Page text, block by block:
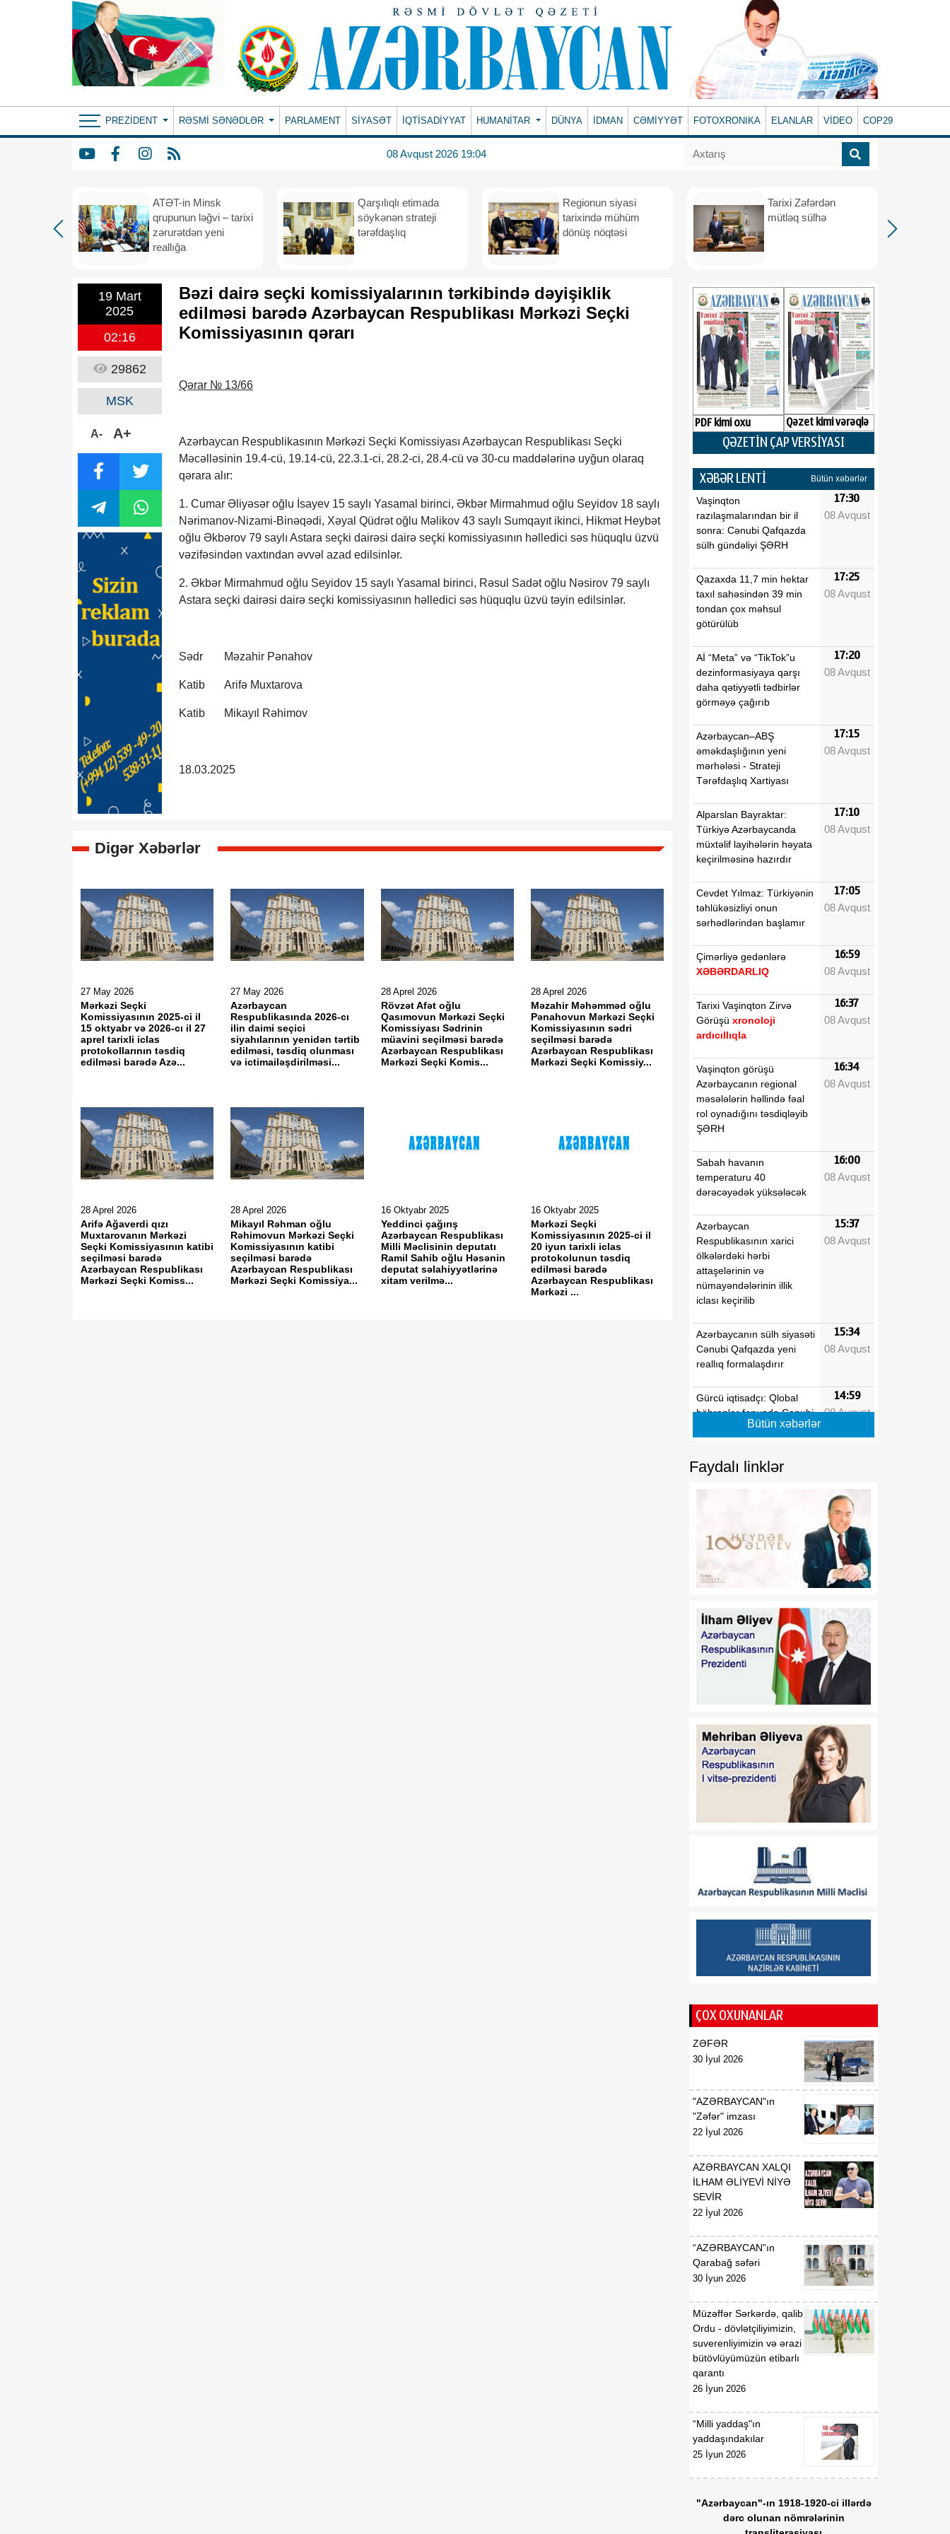
PREZIDENT RƏSMI SƏNƏDLƏR PARLAMENT SİYASƏT İQTİSADİYYAT HUMANITAR DÜNYA İDMAN CƏMİYYƏT FOTOXRONIKA ELANLAR VİDEO COP29
08 Avqust 2026 19:04
ATƏT-in Minsk
qrupunun ləğvi – tarixi
zərurətdən yeni
reallığa
Qarşılıqlı etimada
söykənən strateji
tərəfdaşlıq
Regionun siyasi
tarixində mühüm
dönüş nöqtəsi
Tarixi Zəfərdən
mütləq sülhə
19 Mart
2025
02:16
29862
MSK
A- A+
Bəzi dairə seçki komissiyalarının tərkibində dəyişiklik
edilməsi barədə Azərbaycan Respublikası Mərkəzi Seçki
Komissiyasının qərarı
Qərar № 13/66
Azərbaycan Respublikasının Mərkəzi Seçki Komissiyası Azərbaycan Respublikası Seçki
Məcəlləsinin 19.4-cü, 19.14-cü, 22.3.1-ci, 28.2-ci, 28.4-cü və 30-cu maddələrinə uyğun olaraq
qərara alır:
1. Cumar Əliyəsər oğlu İsayev 15 saylı Yasamal birinci, Əkbər Mirmahmud oğlu Seyidov 18 saylı
Nərimanov-Nizami-Binəqədi, Xəyal Qüdrət oğlu Məlikov 43 saylı Sumqayıt ikinci, Hikmət Heybət
oğlu Əkbərov 79 saylı Astara seçki dairəsi dairə seçki komissiyasının həlledici səs hüquqlu üzvü
vəzifəsindən vaxtından əvvəl azad edilsinlər.
2. Əkbər Mirmahmud oğlu Seyidov 15 saylı Yasamal birinci, Rəsul Sadət oğlu Nəsirov 79 saylı
Astara seçki dairəsi dairə seçki komissiyasının həlledici səs hüquqlu üzvü təyin edilsinlər.
Sədr Məzahir Pənahov
Katib Arifə Muxtarova
Katib Mikayıl Rəhimov
18.03.2025
Digər Xəbərlər
27 May 2026
Mərkəzi Seçki
Komissiyasının 2025-ci il
15 oktyabr və 2026-cı il 27
aprel tarixli iclas
protokollarının təsdiq
edilməsi barədə Azə...
27 May 2026
Azərbaycan
Respublikasında 2026-cı
ilin daimi seçici
siyahılarının yenidən tərtib
edilməsi, təsdiq olunması
və ictimailəşdirilməsi...
28 Aprel 2026
Rövzət Afət oğlu
Qasımovun Mərkəzi Seçki
Komissiyası Sədrinin
müavini seçilməsi barədə
Azərbaycan Respublikası
Mərkəzi Seçki Komis...
28 Aprel 2026
Məzahir Məhəmməd oğlu
Pənahovun Mərkəzi Seçki
Komissiyasının sədri
seçilməsi barədə
Azərbaycan Respublikası
Mərkəzi Seçki Komissiy...
28 Aprel 2026
Arifə Ağaverdi qızı
Muxtarovanın Mərkəzi
Seçki Komissiyasının katibi
seçilməsi barədə
Azərbaycan Respublikası
Mərkəzi Seçki Komiss...
28 Aprel 2026
Mikayıl Rəhman oğlu
Rəhimovun Mərkəzi Seçki
Komissiyasının katibi
seçilməsi barədə
Azərbaycan Respublikası
Mərkəzi Seçki Komissiya...
16 Oktyabr 2025
Yeddinci çağırış
Azərbaycan Respublikası
Milli Məclisinin deputatı
Ramil Sahib oğlu Həsənin
deputat səlahiyyətlərinə
xitam verilmə...
16 Oktyabr 2025
Mərkəzi Seçki
Komissiyasının 2025-ci il
20 iyun tarixli iclas
protokolunun təsdiq
edilməsi barədə
Azərbaycan Respublikası
Mərkəzi ...
PDF kimi oxu Qəzet kimi vərəqlə
QƏZETİN ÇAP VERSİYASI
XƏBƏR LENTİ Bütün xəbərlər
Vaşinqton
razılaşmalarından bir il
sonra: Cənubi Qafqazda
sülh gündəliyi ŞƏRH
17:30
08 Avqust
Qazaxda 11,7 min hektar
taxıl sahəsindən 39 min
tondan çox məhsul
götürülüb
17:25
08 Avqust
Aİ “Meta” və “TikTok”u
dezinformasiyaya qarşı
daha qətiyyətli tədbirlər
görməyə çağırıb
17:20
08 Avqust
Azərbaycan–ABŞ
əməkdaşlığının yeni
mərhələsi - Strateji
Tərəfdaşlıq Xartiyası
17:15
08 Avqust
Alparslan Bayraktar:
Türkiyə Azərbaycanda
müxtəlif layihələrin həyata
keçirilməsinə hazırdır
17:10
08 Avqust
Cevdet Yılmaz: Türkiyənin
təhlükəsizliyi onun
sərhədlərindən başlamır
17:05
08 Avqust
Çimərliyə gedənlərə
XƏBƏRDARLIQ
16:59
08 Avqust
Tarixi Vaşinqton Zirvə
Görüşü xronoloji
ardıcıllıqla
16:37
08 Avqust
Vaşinqton görüşü
Azərbaycanın regional
məsələlərin həllində fəal
rol oynadığını təsdiqləyib
ŞƏRH
16:34
08 Avqust
Sabah havanın
temperaturu 40
dərəcəyədək yüksələcək
16:00
08 Avqust
Azərbaycan
Respublikasının xarici
ölkələrdəki hərbi
attaşelərinin və
nümayəndələrinin illik
iclası keçirilib
15:37
08 Avqust
Azərbaycanın sülh siyasəti
Cənubi Qafqazda yeni
reallıq formalaşdırır
15:34
08 Avqust
Gürcü iqtisadçı: Qlobal
böhranlar fonunda Cənubi
Qafqaz özünü regional
14:59
08 Avqust
Tarixi Vaşinqton görüşü
14:09
08 Avqust
Rusiya regionlarına PUA
yeddi nəfər xəsarət alıb
13:42
08 Avqust
Sülh və strateji tərəfdaşlıq
oyun qaydalarını dəyişir
08 Avqust
Valeri Çeçelaşvili:
Vaşinqton Sammiti Cənubi
Qafqazda sülh üçün
13:32
08 Avqust
Vaşinqton görüşləri
Azərbaycanın zəfər
diplomatiyasında yeni
13:19
08 Avqust
Prezidentin Mətbuat
13:03
Vaşinqton görüşü sülh
prosesinin və ABŞ ilə
dönüş nöqtəsidir
08 Avqust
razılaşmaları Cənubi
rolunu oynayır
Bütün xəbərlər
Faydalı linklər
ÇOX OXUNANLAR
ZƏFƏR
30 İyul 2026
"AZƏRBAYCAN"ın
"Zəfər" imzası
22 İyul 2026
AZƏRBAYCAN XALQI
İLHAM ƏLİYEVİ NİYƏ
SEVİR
22 İyul 2026
“AZƏRBAYCAN”ın
Qarabağ səfəri
30 İyun 2026
Müzəffər Sərkərdə, qalib
Ordu - dövlətçiliyimizin,
suverenliyimizin və ərazi
bütövlüyümüzün etibarlı
qarantı
26 İyun 2026
“Milli yaddaş"ın
yaddaşındakılar
25 İyun 2026
"Azərbaycan"-ın 1918-1920-ci illərdə
dərc olunan nömrələrinin